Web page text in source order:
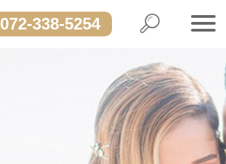
072-338-5254